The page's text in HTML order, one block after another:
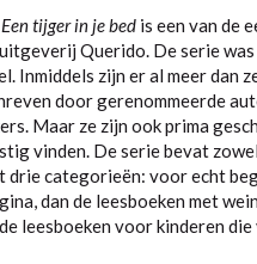
Een tijger in je bedis een van de
Querido. De serie was
Inmiddels zijn er al meer dan
door gerenommeerde
Maar ze zijn ook prima
vinden. De serie bevat
drie categorieën: voor echt
dan de leesboeken met
leesboeken voor kinderen